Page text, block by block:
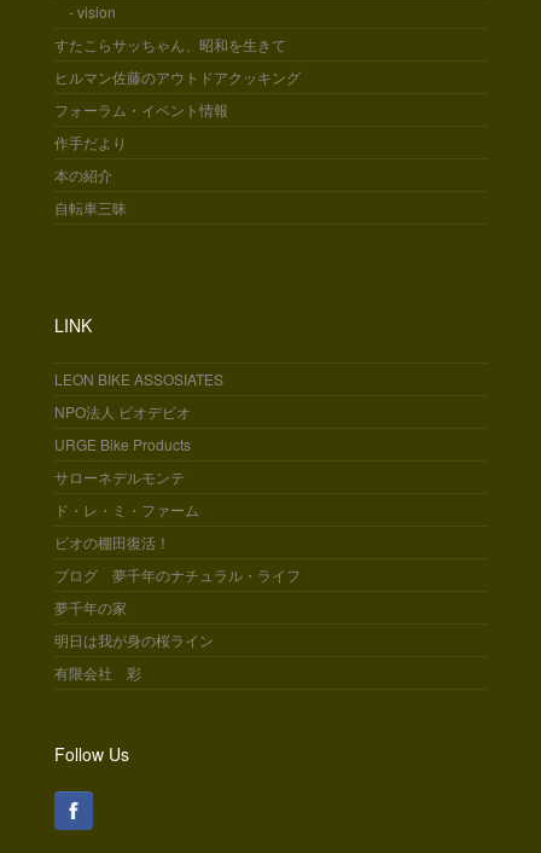
- vision
すたこらサッちゃん、昭和を生きて
ヒルマン佐藤のアウトドアクッキング
フォーラム・イベント情報
作手だより
本の紹介
自転車三昧
LINK
LEON BIKE ASSOSIATES
NPO法人 ビオデビオ
URGE Bike Products
サローネデルモンテ
ド・レ・ミ・ファーム
ビオの棚田復活！
ブログ 夢千年のナチュラル・ライフ
夢千年の家
明日は我が身の桜ライン
有限会社 彩
Follow Us